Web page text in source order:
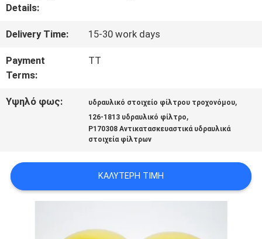
ΈΛΕΓΧΟΣ
ΕΛΆΤΕ
ΕΠΑΦΉ
ΜΕ
ΕΙΔΉΣΕΙΣ
Details:
Delivery Time: 15-30 work days
Payment
Terms:
TT
Υψηλό φως: υδραυλικό στοιχείο φίλτρου τροχονόμου,
126-1813 υδραυλικό φίλτρο,
P170308 Αντικατασκευαστικά υδραυλικά
στοιχεία φίλτρων
ΚΑΛΎΤΕΡΗ ΤΙΜΉ